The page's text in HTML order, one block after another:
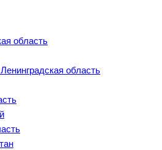
область
область